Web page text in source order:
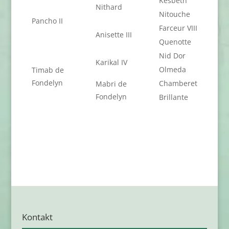
Pancho II
Nithard
Nitouche
Anisette III
Farceur VIII
Quenotte
Timab de
Fondelyn
Karikal IV
Nid Dor
Olmeda
Mabri de
Fondelyn
Chamberet
Brillante
Kontakt